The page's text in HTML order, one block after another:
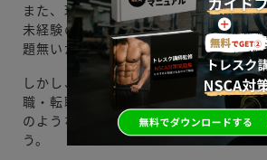
また、現場経験がある場合は、資格取
未経験の方に比べて当然有利であり、
題無いかもしれません。
しかし、パーソナルトレーナー未経験
職・転職までサポートしてほしい場合
のようなサポート制度があるスクール
う。